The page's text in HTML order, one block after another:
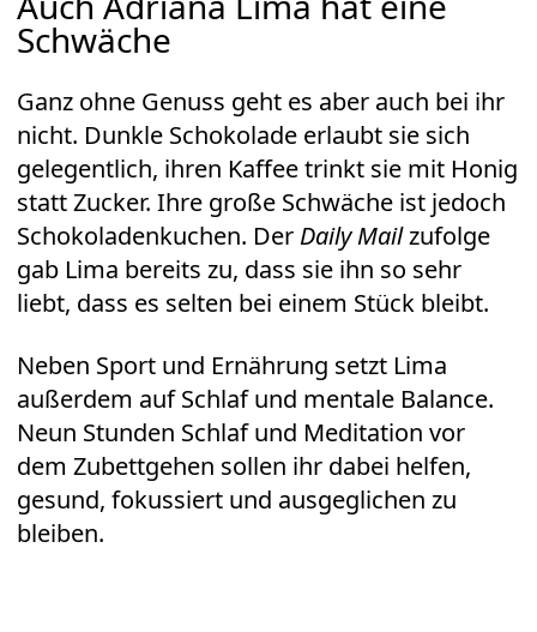
Schwäche
Ganz ohne Genuss geht es aber auch bei ihr
nicht. Dunkle Schokolade erlaubt sie sich
gelegentlich, ihren Kaffee trinkt sie mit Honig
statt Zucker. Ihre große Schwäche ist jedoch
Schokoladenkuchen. Der Daily Mailzufolge
gab Lima bereits zu, dass sie ihn so sehr
liebt, dass es selten bei einem Stück bleibt.
Neben Sport und Ernährung setzt Lima
außerdem auf Schlaf und mentale Balance.
Neun Stunden Schlaf und Meditation vor
dem Zubettgehen sollen ihr dabei helfen,
gesund, fokussiert und ausgeglichen zu
bleiben.